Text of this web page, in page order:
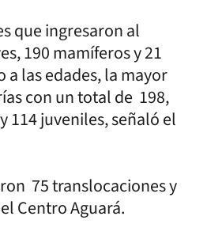
que ingresaron al
190 mamíferos y 21
las edades, la mayor
con un total de 198,
114 juveniles, señaló el
75 translocaciones y
Centro Aguará.